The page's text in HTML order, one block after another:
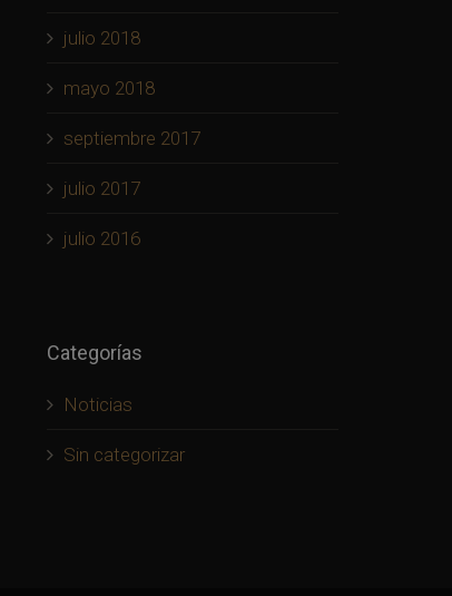
julio 2018
mayo 2018
septiembre 2017
julio 2017
julio 2016
Categorías
Noticias
Sin categorizar